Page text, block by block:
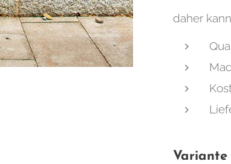
daher
Variante